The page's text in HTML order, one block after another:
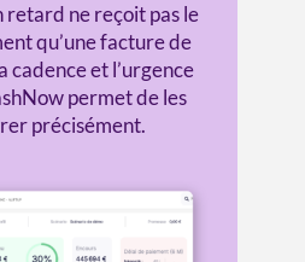
retard ne reçoit pas le
qu’une facture de
cadence et l’urgence
permet de les
précisément.